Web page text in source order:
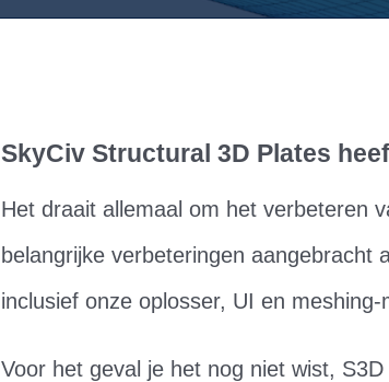
SkyCiv Structural 3D Plates
Het draait allemaal om het verbeteren
belangrijke verbeteringen aangebracht
inclusief onze oplosser, UI en meshing-
Voor het geval je het nog niet wist,